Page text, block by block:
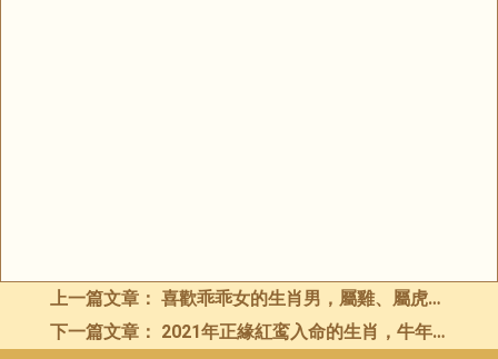
上一篇文章： 喜歡乖乖女的生肖男，屬雞、屬虎、屬龍男
下一篇文章： 2021年正緣紅鸾入命的生肖，牛年哪個生肖桃花運旺盛